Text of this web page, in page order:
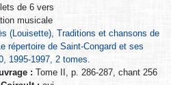
de 6 vers
musicale
(Louisette), Traditions et chansons de
répertoire de Saint-Congard et ses
1995-1997, 2 tomes.
: Tome II, p. 286-287, chant 256